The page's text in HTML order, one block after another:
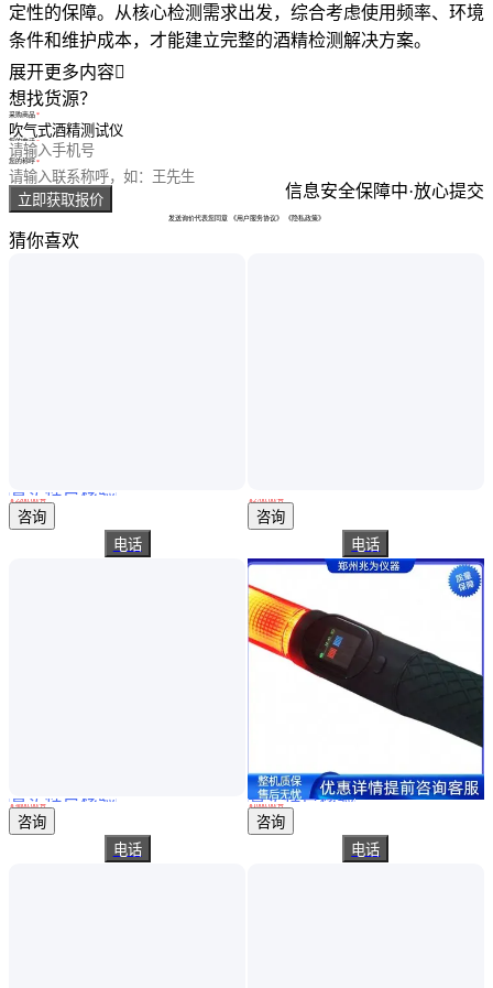
定性的保障。从核心检测需求出发，综合考虑使用频率、环境
条件和维护成本，才能建立完整的酒精检测解决方案。
展开更多内容
想找货源？
采购商品
您的电话
您的称呼
立即获取报价 信息安全保障中·放心提交
发送询价代表您同意 《用户服务协议》 《隐私政策》
猜你喜欢
达万科技吹气非接触式酒精测试仪DK8220无需插管多人排查语音播报
真实性已核验
￥ 2200.00/台
辽宁沈阳
咨询
电话
黑豹3号酒精测 试 仪 酒精浓度检测 饮酒测定仪 呼气式酒精测试仪
真实性已核验
￥4800.00/台
河南郑州
咨询
电话
￥2700 .00/台
河北唐山
咨询
电话
WFAT-105电筒式酒精测试仪 酒精浓度检测仪 呼气式酒精测定仪
真实性已核验
￥1000 .00/台
河南郑州
咨询
电话